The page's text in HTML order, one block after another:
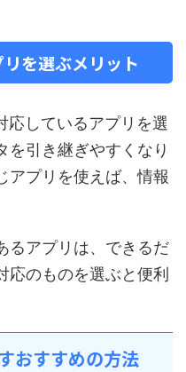
を選ぶメリット
しているアプリを選
を引き継ぎやすくなり
アプリを使えば、情報
るアプリは、できるだ
応のものを選ぶと便利
おすすめの方法